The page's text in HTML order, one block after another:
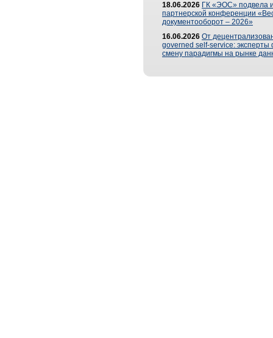
18.06.2026 ГК «ЭОС» подвела
партнерской конференции
документооборот – 2026»
16.06.2026 От
governed self-service: эксперты
смену парадигмы на рынке